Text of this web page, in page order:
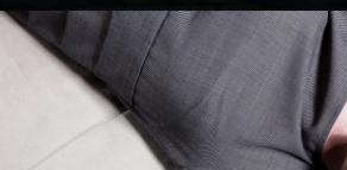
Travelling Mexico | Tulum
Izamal | Isla Holbox